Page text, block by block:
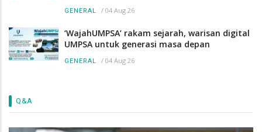
GENERAL / 04 Aug 26
‘WajahUMPSA’ rakam sejarah, warisan digital
UMPSA untuk generasi masa depan
GENERAL / 04 Aug 26
Q&A